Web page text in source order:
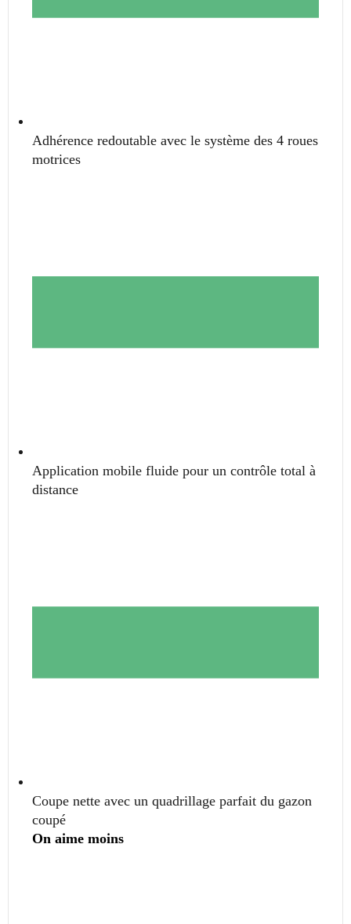
Adhérence redoutable avec le système des 4 roues
motrices
Application mobile fluide pour un contrôle total à
distance
Coupe nette avec un quadrillage parfait du gazon
coupé
On aime moins